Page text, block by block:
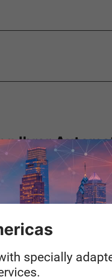
Ihrer
es Unternehmen,
automatisieren und
bis hin zu
specially